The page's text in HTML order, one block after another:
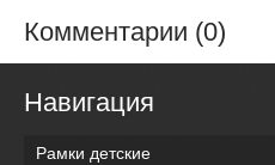
Комментарии (0)
Навигация
Рамки детские